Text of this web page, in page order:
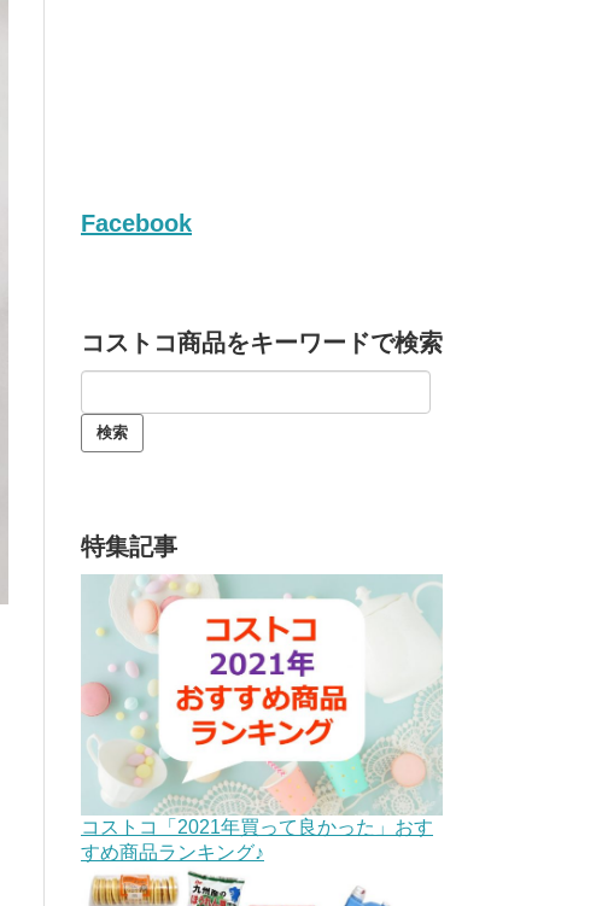
Facebook
コストコ商品をキーワードで検索
特集記事
コストコ「2021年買って良かった」おす
すめ商品ランキング♪